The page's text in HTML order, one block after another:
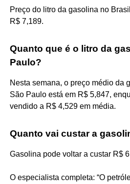
Preço do litro da gasolina no
R$ 7,189.
Quanto que é o litro da
Paulo?
Nesta semana, o preço médio da
São Paulo está em R$ 5,847,
vendido a R$ 4,529 em média.
Quanto vai custar a
Gasolina pode voltar a custar R$
O especialista completa: “O